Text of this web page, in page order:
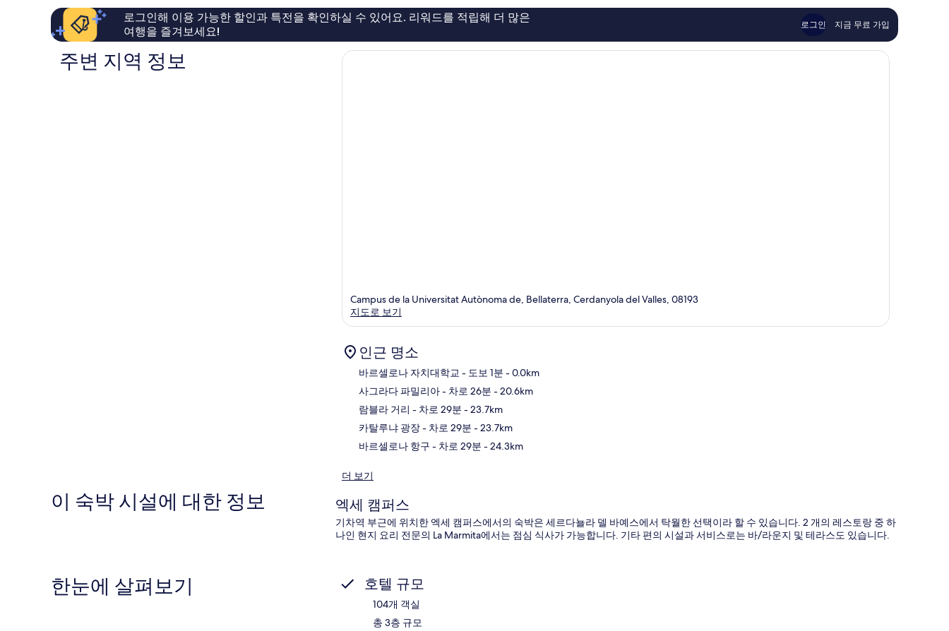
후
494
개
이
용
기
트
바
IHG
이
용
용
279
이
용
후
기
로그인해 이용 가능한 할인과 특전을 확인하실 수 있어요. 리워드를 적립해 더 많은
여행을 즐겨보세요!
로그인 지금 무료 가입
주변 지역 정보
Campus de la Universitat Autònoma de, Bellaterra, Cerdanyola del Valles, 08193
지도로 보기
인근 명소
바르셀로나 자치대학교 - 도보 1분 - 0.0km
사그라다 파밀리아- 차로 26분 - 20.6km
람블라 거리 - 차로 29분 - 23.7km
카탈루냐 광장- 차로 29분 - 23.7km
바르셀로나 항구 - 차로 29분 - 24.3km
더 보기
이 숙박 시설에 대한 정보 엑세 캠퍼스
기차역 부근에 위치한 엑세 캠퍼스에서의 숙박은 세르다뇰라 델 바예스에서 탁월한 선택이라 할 수 있습니다. 2 개의 레스토랑 중 하
나인 현지 요리 전문의 La Marmita에서는 점심 식사가 가능합니다. 기타 편의 시설과 서비스로는 바/라운지 및 테라스도 있습니다.
한눈에 살펴보기 호텔 규모
104개 객실
총 3층 규모